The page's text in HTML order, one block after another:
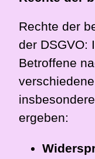
Rechte der
der DSGVO:
Betroffene
ergeben: